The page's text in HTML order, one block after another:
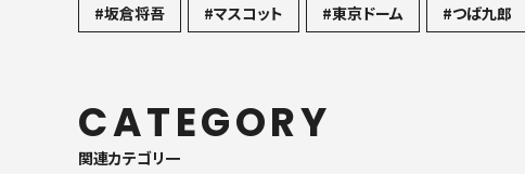
#坂倉将吾 #マスコット #東京ドーム #つば九郎
CATEGORY
関連カテゴリ一